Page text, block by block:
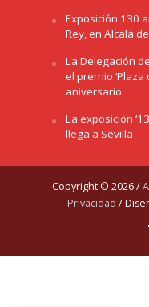
Exposición 130
Rey, en Alcalá
La Delegación
el premio ‘Plaza
aniversario
La exposición
llega a Sevilla
Copyright © 2026 /
Privacidad /